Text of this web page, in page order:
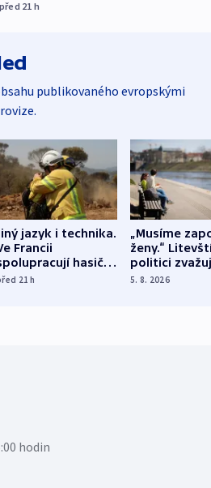
před 21 h
publikovaného evropskými
jazyk i technika.
Francii
hasiči z
zemí
21h
„Musíme
ženy.“
politici
dohodu o
5. 8. 2026
hodin